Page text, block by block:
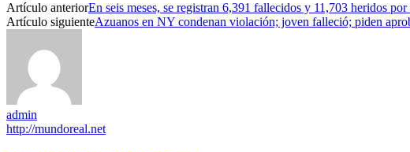
Artículo anteriorEn seis meses, se registran 6,391 fallecidos y 11,703 heridos
Artículo siguienteAzuanos en NY condenan violación; joven falleció; piden
admin
http://mundoreal.net